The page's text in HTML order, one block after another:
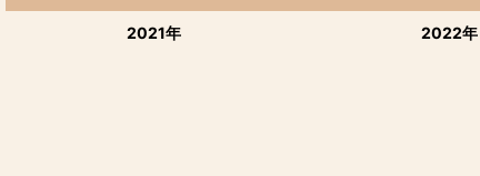
2021年 2022年